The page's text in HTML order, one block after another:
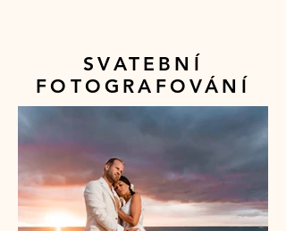
SVATEBNÍ
FOTOGRAFOVÁNÍ